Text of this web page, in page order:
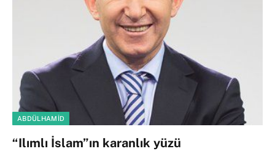
ABDÜLHAMID
“Ilımlı İslam”ın karanlık yüzü